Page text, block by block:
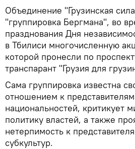
Объединение "Грузинская
"группировка Бергмана", во
празднования Дня
в Тбилиси многочисленную
которой пронесли по
транспарант "Грузия для
Сама группировка известна
отношением к
национальностей, критикует
политику властей, а также
нетерпимость к
субкультур.